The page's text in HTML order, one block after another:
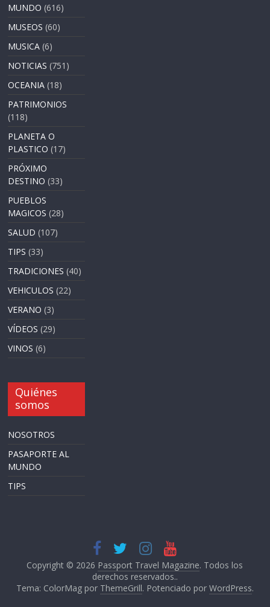
MUNDO (616)
MUSEOS (60)
MUSICA (6)
NOTICIAS (751)
OCEANIA (18)
PATRIMONIOS
(118)
PLANETA O
PLASTICO (17)
PRÓXIMO
DESTINO (33)
PUEBLOS
MAGICOS (28)
SALUD (107)
TIPS (33)
TRADICIONES (40)
VEHICULOS (22)
VERANO (3)
VÍDEOS (29)
VINOS (6)
Quiénes
somos
NOSOTROS
PASAPORTE AL
MUNDO
TIPS
Copyright © 2026 Passport Travel Magazine. Todos los
derechos reservados..
Tema: ColorMag por ThemeGrill. Potenciado por WordPress.